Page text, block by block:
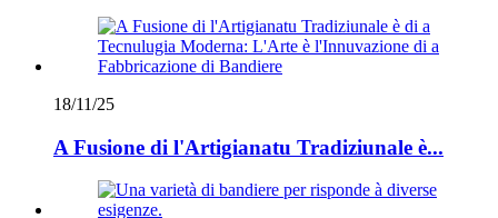
18/11/25
A Fusione di l'Artigianatu Tradiziunale è...